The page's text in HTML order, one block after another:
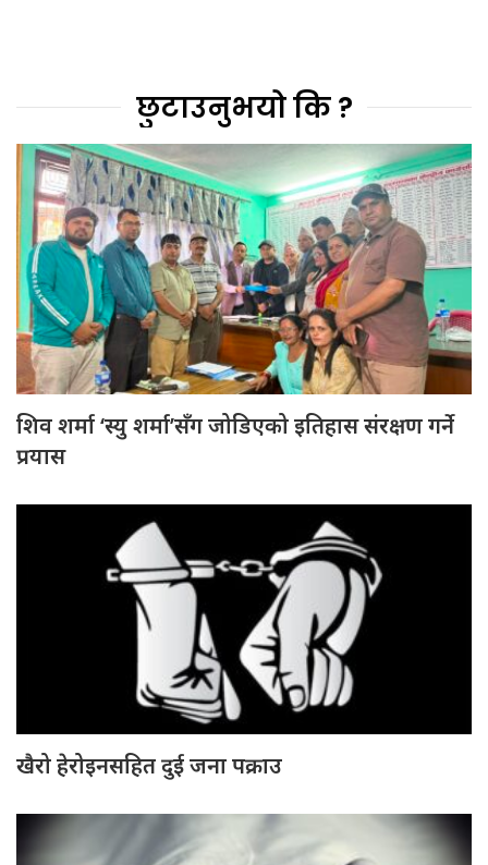
छुटाउनुभयो कि ?
शिव शर्मा ‘स्यु शर्मा’सँग जोडिएको इतिहास संरक्षण गर्ने
प्रयास
खैरो हेरोइनसहित दुई जना पक्राउ